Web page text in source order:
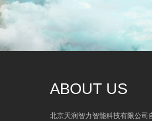
ABOUT US
北京天润智力智能科技有限公司